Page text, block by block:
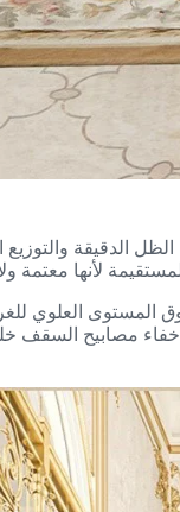
الظل الدقيقة
لأنها معتمة
المستوى العلوي
إخفاء مصابيح